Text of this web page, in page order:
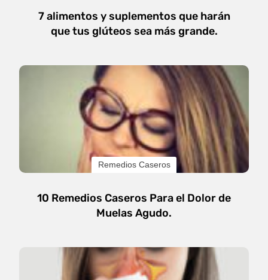
7 alimentos y suplementos que harán
que tus glúteos sea más grande.
Remedios Caseros
10 Remedios Caseros Para el Dolor de
Muelas Agudo.